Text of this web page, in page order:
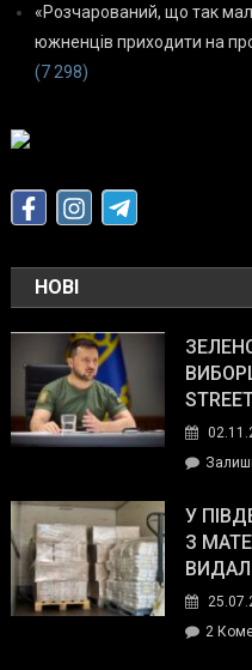
«Розчарований, що так
южненців приходити на
(7 298)
НОВІ
У
З
2